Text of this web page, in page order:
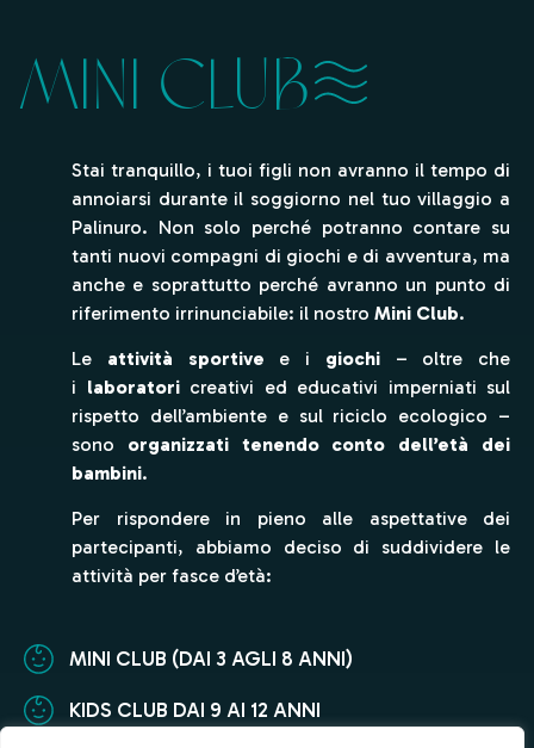
MINI CLUB
Stai tranquillo, i tuoi figli non avranno il tempo di
annoiarsi durante il soggiorno nel tuo villaggio a
Palinuro. Non solo perché potranno contare su
tanti nuovi compagni di giochi e di avventura, ma
anche e soprattutto perché avranno un punto di
riferimento irrinunciabile: il nostro Mini Club.
Le attività sportive e i giochi– oltre che
i laboratoricreativi ed educativi imperniati sul
rispetto dell’ambiente e sul riciclo ecologico –
sono organizzati tenendo conto dell’età dei
bambini.
Per rispondere in pieno alle aspettative dei
partecipanti, abbiamo deciso di suddividere le
attività per fasce d’età:
MINI CLUB (DAI 3 AGLI 8 ANNI)
KIDS CLUB DAI 9 AI 12 ANNI